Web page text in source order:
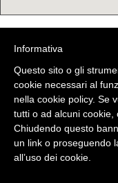
(C) La Valtellina -
Informativa
Questo sito o gli
cookie necessari al
nella cookie policy. Se
tutti o ad alcuni cookie,
Chiudendo questo
un link o proseguendo
all’uso dei cookie.